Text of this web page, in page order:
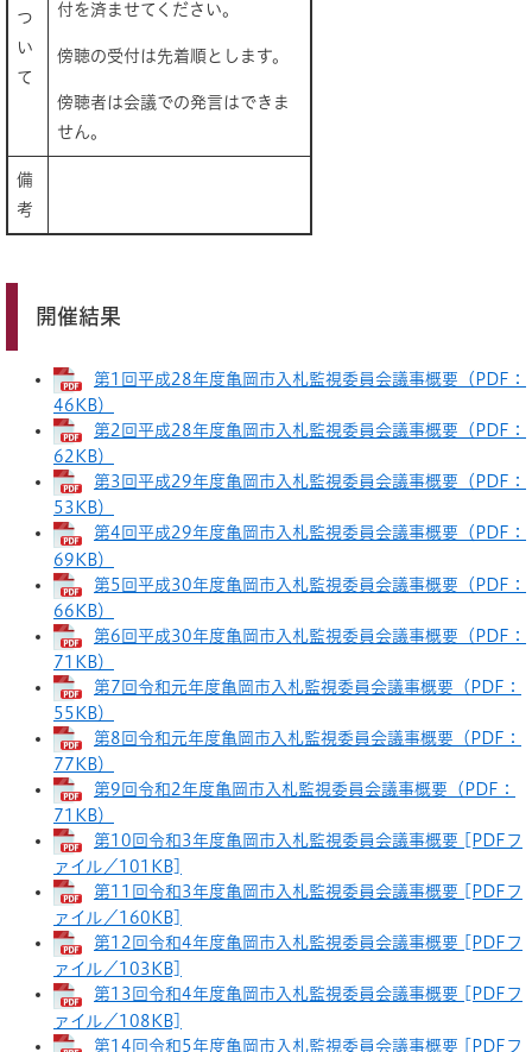
つ
い
て
付を済ませてください。
傍聴の受付は先着順とします。
傍聴者は会議での発言はできま
せん。
備
考
開催結果
第1回平成28年度亀岡市入札監視委員会議事概要（PDF：
46KB）
第2回平成28年度亀岡市入札監視委員会議事概要（PDF：
62KB）
第3回平成29年度亀岡市入札監視委員会議事概要（PDF：
53KB）
第4回平成29年度亀岡市入札監視委員会議事概要（PDF：
69KB）
第5回平成30年度亀岡市入札監視委員会議事概要（PDF：
66KB）
第6回平成30年度亀岡市入札監視委員会議事概要（PDF：
71KB）
第7回令和元年度亀岡市入札監視委員会議事概要（PDF：
55KB）
第8回令和元年度亀岡市入札監視委員会議事概要（PDF：
77KB）
第9回令和2年度亀岡市入札監視委員会議事概要（PDF：
71KB）
第10回令和3年度亀岡市入札監視委員会議事概要 [PDFフ
ァイル／101KB]
第11回令和3年度亀岡市入札監視委員会議事概要 [PDFフ
ァイル／160KB]
第12回令和4年度亀岡市入札監視委員会議事概要 [PDFフ
ァイル／103KB]
第13回令和4年度亀岡市入札監視委員会議事概要 [PDFフ
ァイル／108KB]
第14回令和5年度亀岡市入札監視委員会議事概要 [PDFフ